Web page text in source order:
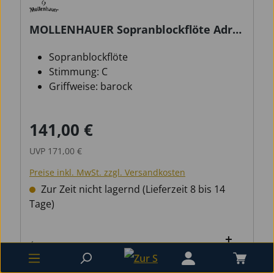
MOLLENHAUER Sopranblockflöte Adris
Sopranblockflöte
Stimmung: C
Griffweise: barock
Verkaufspreis:
141,00 €
UVP 171,00 €
Preise inkl. MwSt. zzgl. Versandkosten
Zur Zeit nicht lagernd (Lieferzeit 8 bis 14
Tage)
Vergleich